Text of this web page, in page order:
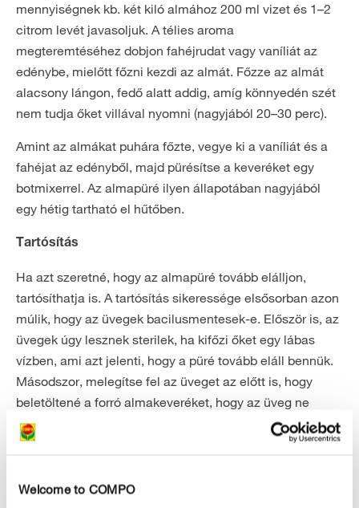
Welcome to COMPO
mennyiségnek kb. két kiló almához 200 ml vizet és 1–2
citrom levét javasoljuk. A télies aroma
megteremtéséhez dobjon fahéjrudat vagy vaníliát az
edénybe, mielőtt főzni kezdi az almát. Főzze az almát
alacsony lángon, fedő alatt addig, amíg könnyedén szét
nem tudja őket villával nyomni (nagyjából 20–30 perc).
Amint az almákat puhára főzte, vegye ki a vaníliát és a
fahéjat az edényből, majd pürésítse a keveréket egy
botmixerrel. Az almapüré ilyen állapotában nagyjából
egy hétig tartható el hűtőben.
Tartósítás
Ha azt szeretné, hogy az almapüré tovább elálljon,
tartósíthatja is. A tartósítás sikeressége elsősorban azon
múlik, hogy az üvegek bacilusmentesek-e. Először is, az
üvegek úgy lesznek sterilek, ha kifőzi őket egy lábas
vízben, ami azt jelenti, hogy a püré tovább eláll bennük.
Másodszor, melegítse fel az üveget az előtt is, hogy
beletöltené a forró almakeveréket, hogy az üveg ne
repedjen el a forróságtól. Ha csavaros befőttes üvegeket
gyűjtött, lezárás után fordítsa őket fejjel lefelé addig,
baktériumot is. Amikor üvegbe kerül, csíramentes,